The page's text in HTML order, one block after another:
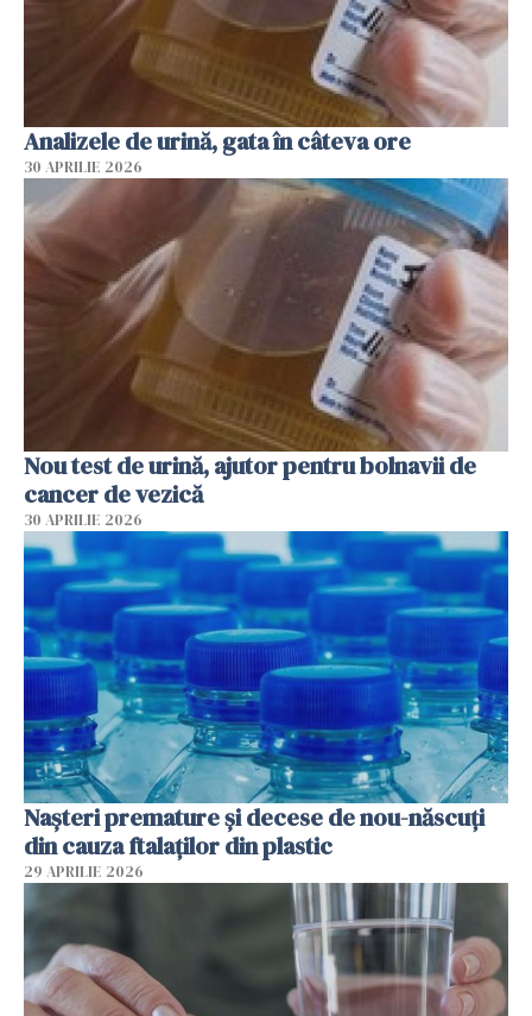
Analizele de urină, gata în câteva ore
30 APRILIE 2026
Nou test de urină, ajutor pentru bolnavii de
cancer de vezică
30 APRILIE 2026
Nașteri premature și decese de nou-născuți
din cauza ftalaților din plastic
29 APRILIE 2026